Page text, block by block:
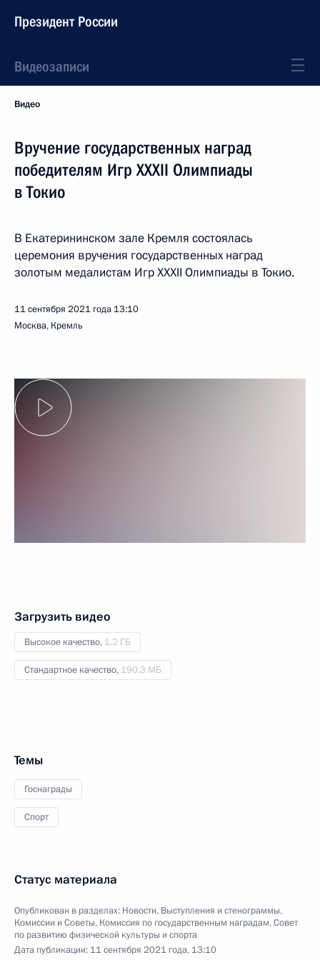
Президент России
Видеозаписи
Видео
Вручение государственных наград
победителям Игр XXXII Олимпиады
в Токио
В Екатерининском зале Кремля состоялась
церемония вручения государственных наград
золотым медалистам Игр XXXII Олимпиады в Токио.
11 сентября 2021 года 13:10
Москва, Кремль
Загрузить видео
Высокое качество, 1.2 ГБ
Стандартное качество, 190.3 МБ
Темы
Госнаграды
Спорт
Статус материала
Опубликован в разделах: Новости, Выступления и стенограммы,
Комиссии и Советы, Комиссия по государственным наградам,Совет
по развитию физической культуры и спорта
Дата публикации: 11 сентября 2021 года, 13:10